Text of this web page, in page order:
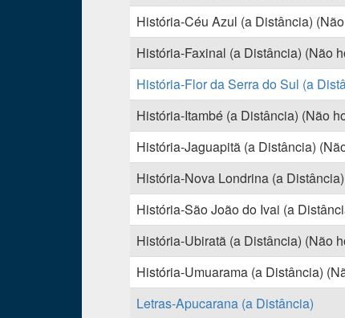
História-Céu Azul (a Distância)
História-Faxinal (a Distância) (Não
História-Flor da Serra do Sul (a
História-Itambé (a Distância) (Não
História-Jaguapitã (a Distância)
História-Nova Londrina (a
História-São João do Ivai (a
História-Ubiratã (a Distância) (Não
História-Umuarama (a Distância)
Letras-Apucarana (a Distância)